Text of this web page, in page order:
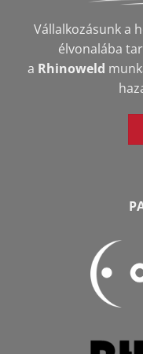
Vállalkozásunk a
élvonalába
a Rhinoweld